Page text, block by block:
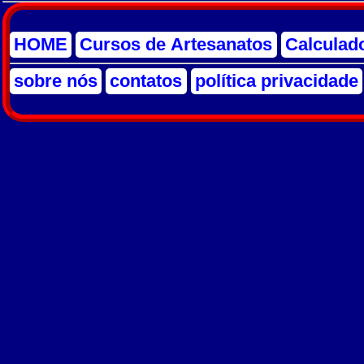
HOME Cursos de Artesanatos
sobre nós
contatos política privacidade